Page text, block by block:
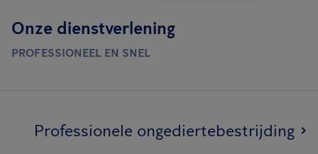
Onze dienstverlening
PROFESSIONEEL EN SNEL
Professionele ongediertebestrijding